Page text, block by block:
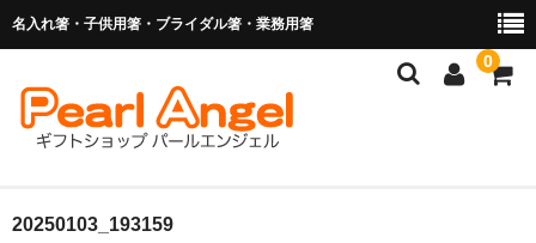
名入れ箸・子供用箸・ブライダル箸・業務用箸
0
商品を探す
20250103_193159